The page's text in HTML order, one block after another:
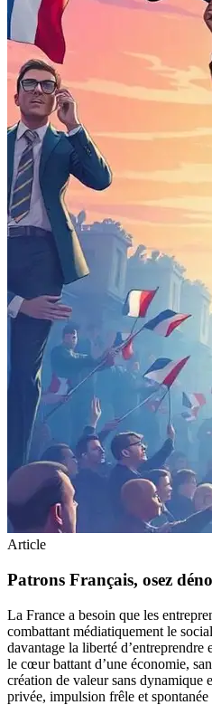
Article
Patrons Français, osez
La France a besoin que les
combattant médiatiquement le
davantage la liberté d’entreprendre
le cœur battant d’une économie,
création de valeur sans dynamique
privée, impulsion frêle et